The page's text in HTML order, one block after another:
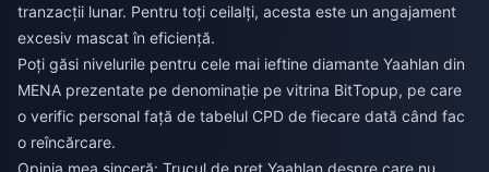
tranzacții lunar. Pentru toți ceilalți, acesta este un angajament
excesiv mascat în eficiență.
Poți găsi nivelurile pentru cele mai ieftine diamante Yaahlan din
MENA prezentate pe denominație pe vitrina BitTopup, pe care
o verific personal față de tabelul CPD de fiecare dată când fac
o reîncărcare.
Opinia mea sinceră: Trucul de preț Yaahlan despre care nu